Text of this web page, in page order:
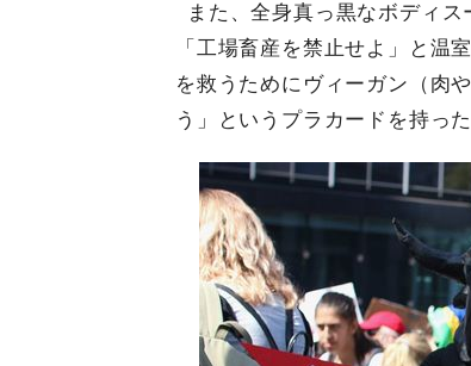
また、全身真っ黒なボディ
「工場畜産を禁止せよ」と温
を救うためにヴィーガン（肉
う」というプラカードを持っ